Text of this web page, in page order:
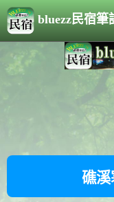
bluezz民宿筆
礁溪